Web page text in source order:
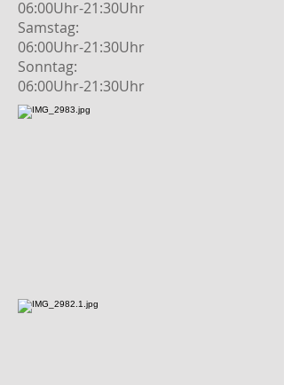
06:00Uhr-21:30Uhr
Samstag:
06:00Uhr-21:30Uhr
Sonntag:
06:00Uhr-21:30Uhr